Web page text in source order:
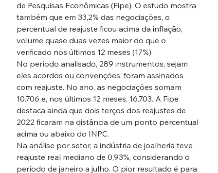
de Pesquisas Econômicas (Fipe). O estudo mostra
também que em 33,2% das negociações, o
percentual de reajuste ficou acima da inflação,
volume quase duas vezes maior do que o
verificado nos últimos 12 meses (17%).
No período analisado, 289 instrumentos, sejam
eles acordos ou convenções, foram assinados
com reajuste. No ano, as negociações somam
10.706 e, nos últimos 12 meses, 16.703. A Fipe
destaca ainda que dois terços dos reajustes de
2022 ficaram na distância de um ponto percentual
acima ou abaixo do INPC.
Na análise por setor, a indústria de joalheria teve
reajuste real mediano de 0,93%, considerando o
período de janeiro a julho. O pior resultado é para